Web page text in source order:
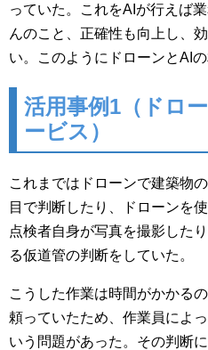
っていた。これをAIが行えば
んのこと、正確性も向上し、
い。このようにドローンとAI
活用事例1（ ドロ
ービス ）
これまではドローンで建築物
目で判断したり、ドローンを
点検者自身が写真を撮影した
る仮道管の判断をしていた。
こうした作業は時間がかかる
頼っていたため、作業員によ
いう問題があった。その判断